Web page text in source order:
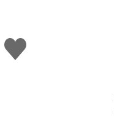
Mi
piace